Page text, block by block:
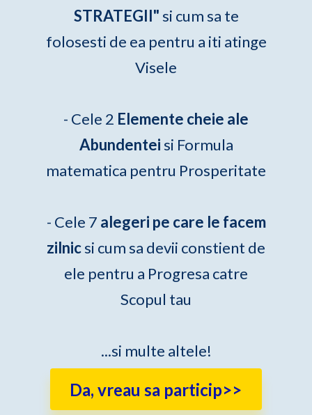
STRATEGII" si cum sa te
folosesti de ea pentru a iti atinge
Visele
- Cele 2 Elemente cheie ale
Abundentei si Formula
matematica pentru Prosperitate
- Cele 7 alegeri pe care le facem
zilnicsi cum sa devii constient de
ele pentru a Progresa catre
Scopul tau
...si multe altele!
Da, vreau sa particip>>